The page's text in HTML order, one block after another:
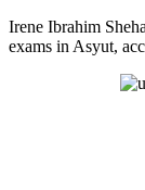
Irene Ibrahim
exams in Asyut,